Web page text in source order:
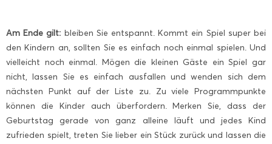
Am Ende gilt: bleiben Sie entspannt. Kommt ein Spiel super bei
den Kindern an, sollten Sie es einfach noch einmal spielen. Und
vielleicht noch einmal. Mögen die kleinen Gäste ein Spiel gar
nicht, lassen Sie es einfach ausfallen und wenden sich dem
nächsten Punkt auf der Liste zu. Zu viele Programmpunkte
können die Kinder auch überfordern. Merken Sie, dass der
Geburtstag gerade von ganz alleine läuft und jedes Kind
zufrieden spielt, treten Sie lieber ein Stück zurück und lassen die